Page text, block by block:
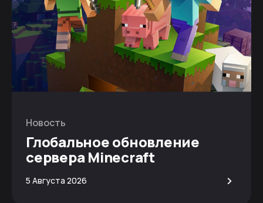
Новость
Глобальное обновление
сервера Minecraft
5 Августа 2026 >